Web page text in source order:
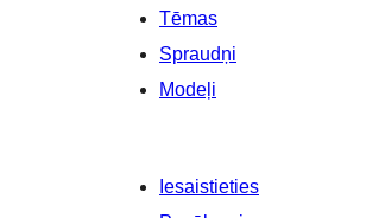
Tēmas
Spraudņi
Modeļi
Iesaistieties